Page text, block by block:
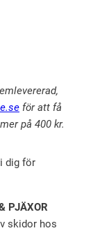
för att få
på 400 kr.
dig för
PJÄXOR
skidor hos